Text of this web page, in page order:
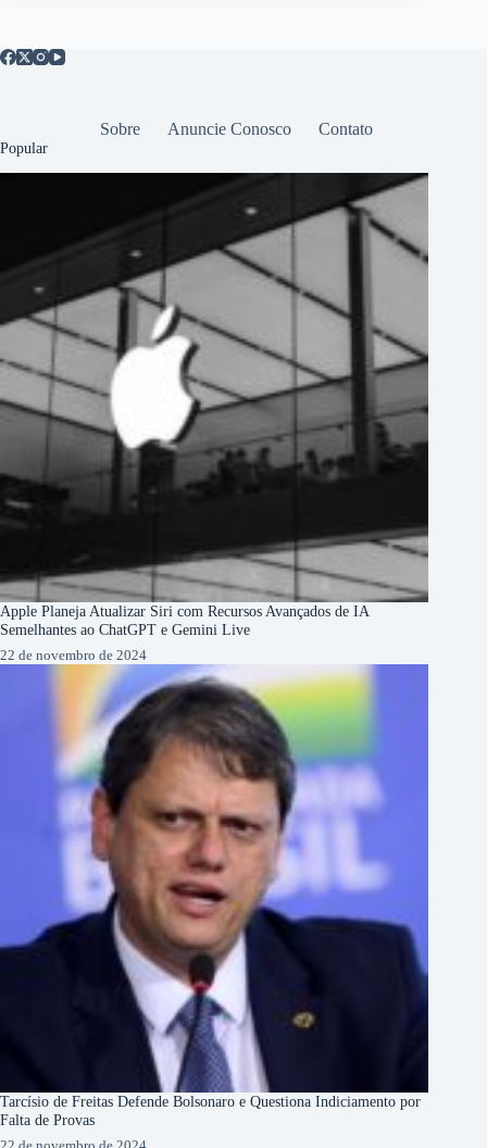
Sobre Anuncie Conosco Contato
Popular
Apple Planeja Atualizar Siri com Recursos Avançados de IA
Semelhantes ao ChatGPT e Gemini Live
22 de novembro de 2024
Tarcísio de Freitas Defende Bolsonaro e Questiona Indiciamento por
Falta de Provas